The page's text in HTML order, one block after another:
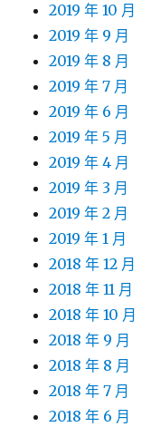
2019 年 10 月
2019 年 9 月
2019 年 8 月
2019 年 7 月
2019 年 6 月
2019 年 5 月
2019 年 4 月
2019 年 3 月
2019 年 2 月
2019 年 1 月
2018 年 12 月
2018 年 11 月
2018 年 10 月
2018 年 9 月
2018 年 8 月
2018 年 7 月
2018 年 6 月